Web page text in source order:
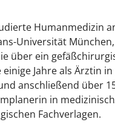
Humanmedizin
Universität
über ein
Jahre als Ärztin
anschließend über
in
Fachverlagen.